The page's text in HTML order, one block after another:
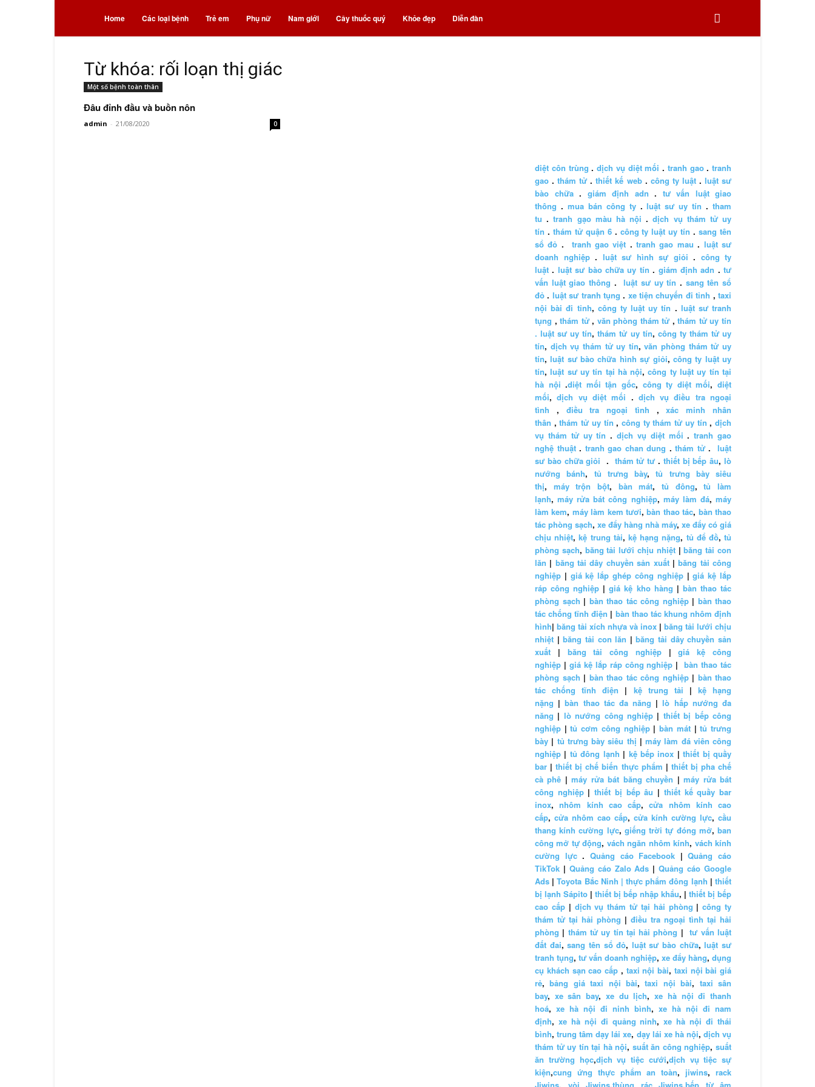
Bệnh
thuốc
Home Các loại bệnh Trẻ em Phụ nữ Nam giới Cây thuốc quý Khỏe đẹp Diễn đàn
Từ khóa: rối loạn thị giác
Một số bệnh toàn thân
Đâu đỉnh đầu và buồn nôn
admin - 21/08/2020 0
diệt côn trùng . dịch vụ diệt mối . tranh gao. tranh
gao .thám tử .thiết kế web. công ty luật.luật sư
bào chữa. giám định adn . tư vấn luật giao
thông . mua bán công ty.luật sư uy tín .tham
tu .tranh gạo màu hà nội .dịch vụ thám tử uy
tín . thám tử quận 6. công ty luật uy tín .sang tên
sổ đỏ . tranh gao việt .tranh gao mau . luật sư
doanh nghiệp. luật sư hình sự giỏi . công ty
luật . luật sư bào chữa uy tín . giám định adn .tư
vấn luật giao thông .luật sư uy tín . sang tên sổ
đỏ . luật sư tranh tụng . xe tiện chuyến đi tỉnh ,taxi
nội bài đi tỉnh, công ty luật uy tín . luật sư tranh
tụng ,thám tử, văn phòng thám tử ,thám tử uy tín
. luật sư uy tín,thám tử uy tín, công ty thám tử uy
tín, dịch vụ thám tử uy tín,văn phòng thám tử uy
tín,luật sư bào chữa hình sự giỏi, công ty luật uy
tín,luật sư uy tín tại hà nội,công ty luật uy tín tại
hà nội.diệt mối tận gốc, công ty diệt mối,diệt
mối,dịch vụ diệt mối . dịch vụ điều tra ngoại
tình , điều tra ngoại tình ,xác minh nhân
thân ,thám tử uy tín ,công ty thám tử uy tín ,dịch
vụ thám tử uy tín .dịch vụ diệt mối .tranh gao
nghệ thuật. tranh gao chan dung . thám tử. luật
sư bào chữa giỏi . thám tử tư . thiết bị bếp âu,lò
nướng bánh, tủ trưng bày,tủ trưng bày siêu
thị, máy trộn bột, bàn mát,tủ đông,tủ làm
lạnh,máy rửa bát công nghiệp, máy làm đá,máy
làm kem, máy làm kem tươi,bàn thao tác, bàn thao
tác phòng sạch, xe đẩy hàng nhà máy, xe đẩy có giá
chịu nhiệt,kệ trung tải, kệ hạng nặng, tủ để đồ,tủ
phòng sạch, băng tải lưới chịu nhiệt|băng tải con
lăn | băng tải dây chuyền sản xuất|băng tải công
nghiệp | giá kệ lắp ghép công nghiệp|giá kệ lắp
ráp công nghiệp |giá kệ kho hàng | bàn thao tác
phòng sạch | bàn thao tác công nghiệp| bàn thao
tác chống tĩnh điện | bàn thao tác khung nhôm định
hình| băng tải xích nhựa và inox | băng tải lưới chịu
nhiệt |băng tải con lăn |băng tải dây chuyền sản
xuất | băng tải công nghiệp|giá kệ công
nghiệp | giá kệ lắp ráp công nghiệp |bàn thao tác
phòng sạch | bàn thao tác công nghiệp| bàn thao
tác chống tĩnh điện | kệ trung tải | kệ hạng
nặng |bàn thao tác đa năng |lò hấp nướng đa
năng | lò nướng công nghiệp | thiết bị bếp công
nghiệp |tủ cơm công nghiệp|bàn mát|tủ trưng
bày | tủ trưng bày siêu thị | máy làm đá viên công
nghiệp | tủ đông lạnh | kệ bếp inox |thiết bị quầy
bar |thiết bị chế biến thực phẩm | thiết bị pha chế
cà phê |máy rửa bát băng chuyền |máy rửa bát
công nghiệp|thiết bị bếp âu | thiết kế quầy bar
inox,nhôm kính cao cấp,cửa nhôm kính cao
cấp, cửa nhôm cao cấp, cửa kính cường lực, cầu
thang kính cường lực, giếng trời tự đóng mở,ban
công mở tự động, vách ngăn nhôm kính, vách kính
cường lực. Quảng cáo Facebook |Quảng cáo
TikTok | Quảng cáo Zalo Ads |Quảng cáo Google
Ads |Toyota Bắc Ninh | thực phẩm đông lạnh |thiết
bị lạnh Sápito | thiết bị bếp nhập khẩu, | thiết bị bếp
cao cấp| dịch vụ thám tử tại hải phòng |công ty
thám tử tại hải phòng | điều tra ngoại tình tại hải
phòng | thám tử uy tín tại hải phòng |tư vấn luật
đất đai,sang tên sổ đỏ, luật sư bào chữa,luật sư
tranh tụng, tư vấn doanh nghiệp, xe đẩy hàng, dụng
cụ khách sạn cao cấp , taxi nội bài, taxi nội bài giá
rẻ,bảng giá taxi nội bài,taxi nội bài, taxi sân
bay, xe sân bay, xe du lịch,xe hà nội đi thanh
hoá, xe hà nội đi ninh bình, xe hà nội đi nam
định, xe hà nội đi quảng ninh,xe hà nội đi thái
bình,trung tâm dạy lái xe, dạy lái xe hà nội, dịch vụ
thám tử uy tín tại hà nội, suất ăn công nghiệp,suất
ăn trường học,dịch vụ tiệc cưới,dịch vụ tiệc sự
kiện,cung ứng thực phẩm an toàn, jiwins,rack